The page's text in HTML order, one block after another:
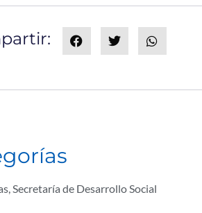
,Secretaría de Desarrollo Social